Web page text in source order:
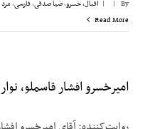
By
|
| اقبال، خسرو,ضیا صدقی,فارسی,مرد
Read More
امیرخسرو افشار قاسملو، نوار ۳